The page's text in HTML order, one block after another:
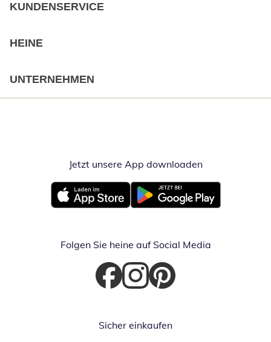
KUNDENSERVICE
HEINE
UNTERNEHMEN
Jetzt unsere App downloadenÖffnet in
Öffnet in neuem FensterÖffnet in neuem Fenster
Folgen Sie heine auf Social Media
Öffnet in neuem Fenster
Öffnet in neuem Fenster
Öffnet in neuem Fenster
Sicher einkaufen